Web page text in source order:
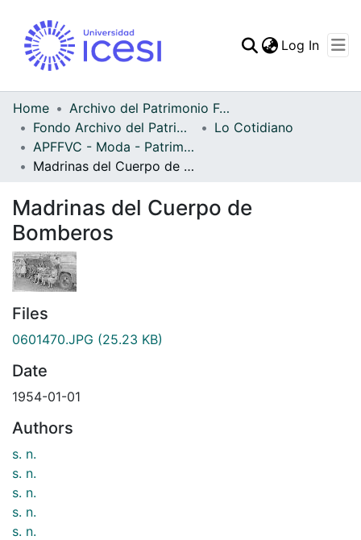
Statistics
Log In
Home
Archivo del Patrimonio Fotográfico y Fílmico del Valle del Cauca
Fondo Archivo del Patrimonio Fotográfico y Fílmico del Valle del Cauca
Lo Cotidiano
APFFVC - Moda - Patrimonial
Madrinas del Cuerpo de Bomberos
Madrinas del Cuerpo de
Bomberos
Files
0601470.JPG (25.23 KB)
Date
1954-01-01
Authors
s. n.
s. n.
s. n.
s. n.
s. n.